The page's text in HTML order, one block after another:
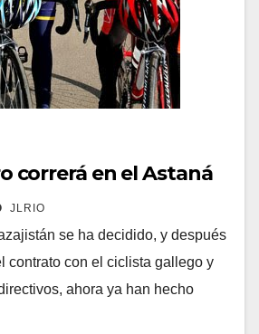
correrá en el Astaná
JLRIO
se ha decidido, y después
contrato con el ciclista gallego y
ahora ya han hecho